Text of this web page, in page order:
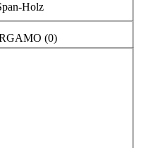
(0)
Holz